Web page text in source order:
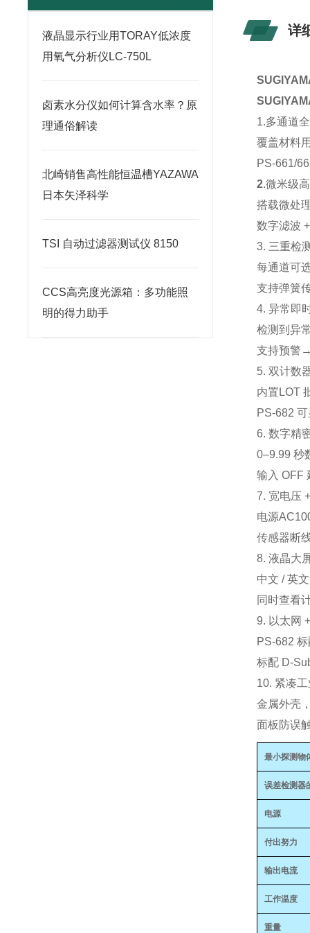
液晶显示行业用TORAY低浓度
用氧气分析仪LC-750L
卤素水分仪如何计算含水率？原
理通俗解读
北崎销售高性能恒温槽YAZAWA
日本矢泽科学
TSI 自动过滤器测试仪 8150
CCS高亮度光源箱：多功能照
明的得力助手
详
1.多通道
覆盖材料
PS‑661/
2.微米级
搭载微处
数字滤波
3. 三重检
每通道可
支持弹簧
4. 异常即
检测到异
支持预警
5. 双计数
内置 LOT
PS‑682
6. 数字精
0–9.99 秒
输入 OFF
7. 宽电压
电源
传感器断
8. 液晶大
中文 / 英
同时查看
9. 以太网
PS‑682
标配
10. 紧凑
金属外壳
面板防误
最小探测物
误差检测器
电源
付出努力
输出电流
工作温度
重量